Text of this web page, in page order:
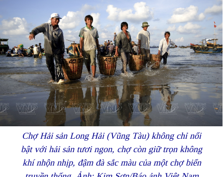
Chợ Hải sản Long Hải (Vũng Tàu) không chỉ nổi
bật với hải sản tươi ngon, chợ còn giữ trọn không
khí nhộn nhịp, đậm đà sắc màu của một chợ biển